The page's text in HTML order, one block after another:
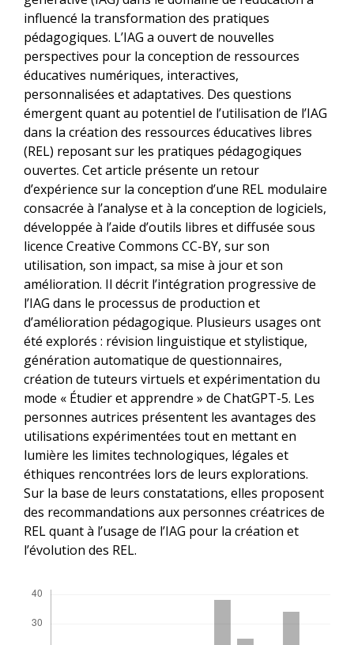
influencé la transformation des pratiques
pédagogiques. L’IAG a ouvert de nouvelles
perspectives pour la conception de ressources
éducatives numériques, interactives,
personnalisées et adaptatives. Des questions
émergent quant au potentiel de l’utilisation de l’IAG
dans la création des ressources éducatives libres
(REL) reposant sur les pratiques pédagogiques
ouvertes. Cet article présente un retour
d’expérience sur la conception d’une REL modulaire
consacrée à l’analyse et à la conception de logiciels,
développée à l’aide d’outils libres et diffusée sous
licence Creative Commons CC-BY, sur son
utilisation, son impact, sa mise à jour et son
amélioration. Il décrit l’intégration progressive de
l’IAG dans le processus de production et
d’amélioration pédagogique. Plusieurs usages ont
été explorés : révision linguistique et stylistique,
génération automatique de questionnaires,
création de tuteurs virtuels et expérimentation du
mode « Étudier et apprendre » de ChatGPT-5. Les
personnes autrices présentent les avantages des
utilisations expérimentées tout en mettant en
lumière les limites technologiques, légales et
éthiques rencontrées lors de leurs explorations.
Sur la base de leurs constatations, elles proposent
des recommandations aux personnes créatrices de
REL quant à l’usage de l’IAG pour la création et
l’évolution des REL.